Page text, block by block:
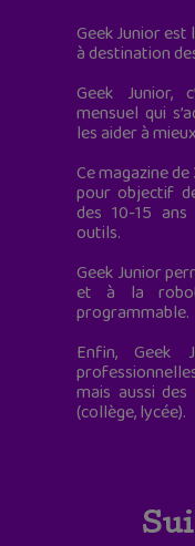
Geek Junior
à destination
Geek Junior,
mensuel qui
les aider à
Ce magazine
pour objectif
des 10-15
outils.
Geek Junior
et à la
programmable.
Enfin, Geek
mais aussi
(collège, lycée).